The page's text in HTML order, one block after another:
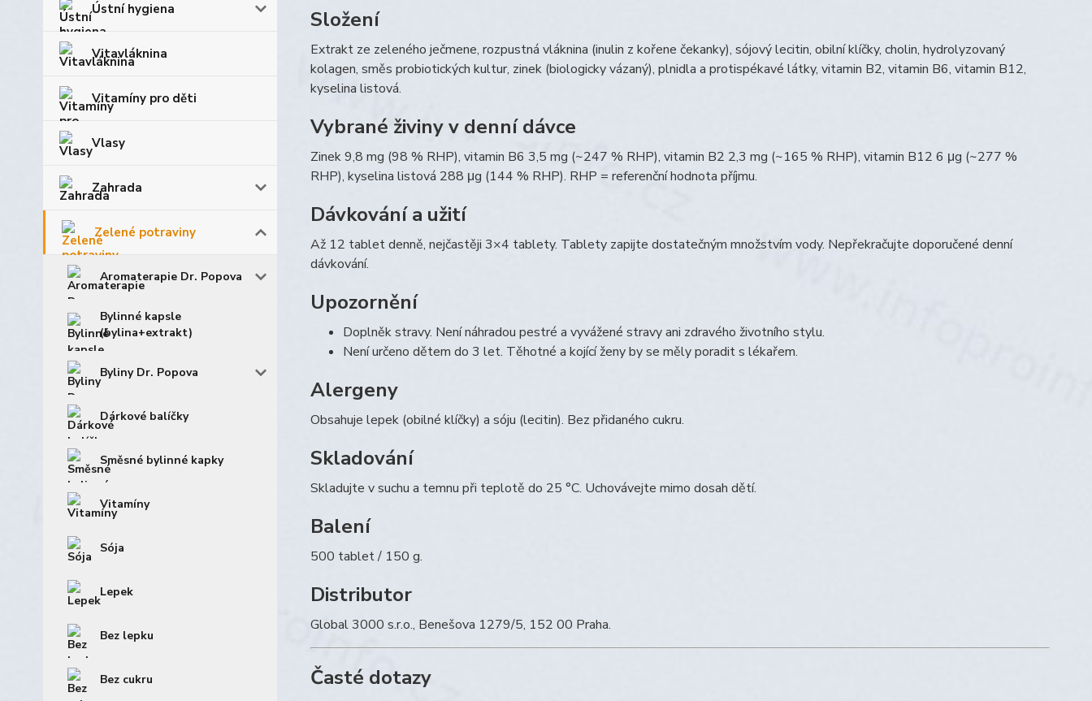
Ústní hygiena
Vitavláknina
Vitamíny pro děti
Vlasy
Zahrada
Zelené potraviny
Aromaterapie Dr. Popova
Bylinné kapsle
(bylina+extrakt)
Byliny Dr. Popova
Dárkové balíčky
Směsné bylinné kapky
Vitamíny
Sója
Lepek
Bez lepku
Bez cukru
Složení
Extrakt ze zeleného ječmene, rozpustná vláknina (inulin z kořene čekanky), sójový lecitin, obilní klíčky, cholin, hydrolyzovaný
kolagen, směs probiotických kultur, zinek (biologicky vázaný), plnidla a protispékavé látky, vitamin B2, vitamin B6, vitamin B12,
kyselina listová.
Vybrané živiny v denní dávce
Zinek 9,8 mg (98 % RHP), vitamin B6 3,5 mg (~247 % RHP), vitamin B2 2,3 mg (~165 % RHP), vitamin B12 6 μg (~277 %
RHP), kyselina listová 288 μg (144 % RHP). RHP = referenční hodnota příjmu.
Dávkování a užití
Až 12 tablet denně, nejčastěji 3×4 tablety. Tablety zapijte dostatečným množstvím vody. Nepřekračujte doporučené denní
dávkování.
Upozornění
Doplněk stravy. Není náhradou pestré a vyvážené stravy ani zdravého životního stylu.
Není určeno dětem do 3 let. Těhotné a kojící ženy by se měly poradit s lékařem.
Alergeny
Obsahuje lepek (obilné klíčky) a sóju (lecitin). Bez přidaného cukru.
Skladování
Skladujte v suchu a temnu při teplotě do 25 °C. Uchovávejte mimo dosah dětí.
Balení
500 tablet / 150 g.
Distributor
Global 3000 s.r.o., Benešova 1279/5, 152 00 Praha.
Časté dotazy